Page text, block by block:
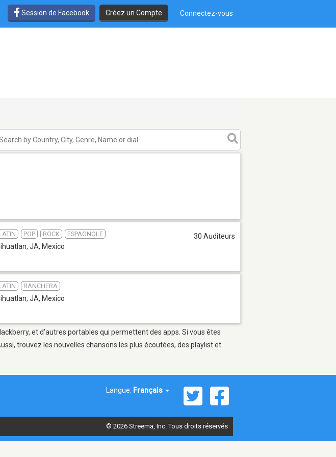
Session de Facebook Créez un Compte Connectez-vous
POP ROCK ESPAGNOLE
JA, Mexico
30 Auditeurs
RANCHERA
JA, Mexico
et d'autres portables qui permettent des apps. Si vous êtes
trouvez les nouvelles chansons les plus écoutées, des playlist et
Langue: Français
© 2026 Streema, Inc. Tous droits réservés